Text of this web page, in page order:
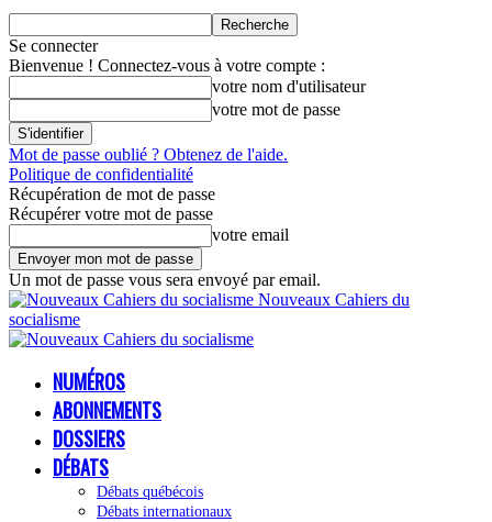
Se connecter
Bienvenue ! Connectez-vous à votre compte :
votre nom d'utilisateur
votre mot de passe
Mot de passe oublié ? Obtenez de l'aide.
Politique de confidentialité
Récupération de mot de passe
Récupérer votre mot de passe
votre email
Un mot de passe vous sera envoyé par email.
Nouveaux Cahiers du
socialisme
NUMÉROS
ABONNEMENTS
DOSSIERS
DÉBATS
Débats québécois
Débats internationaux